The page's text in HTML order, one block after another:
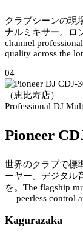
クラブシーンの現
ナルミキサー。ロ
channel
quality across the
04
Professional DJ
Pioneer
世界のクラブで標
ーヤー。デジタル
を。 The flagship
— peerless control
Kagurazaka